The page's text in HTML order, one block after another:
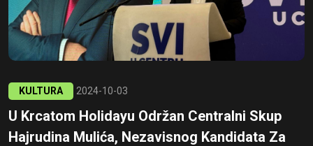
KULTURA 2024-10-03
U Krcatom Holidayu Održan Centralni Skup
Hajrudina Mulića, Nezavisnog Kandidata Za